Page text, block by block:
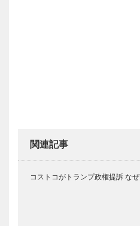
関連記事
コストコがトランプ政権提訴 なぜ